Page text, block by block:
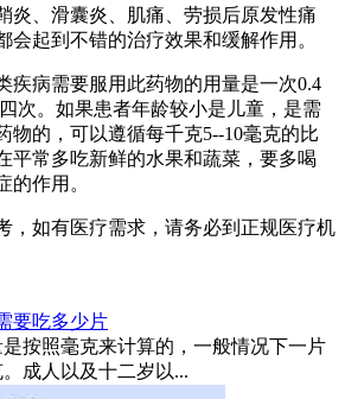
炎、滑囊炎、肌痛、劳损后原发性痛
会起到不错的治疗效果和缓解作用。
疾病需要服用此药物的用量是一次0.4
次。如果患者年龄较小是儿童，是需
物的，可以遵循每千克5--10毫克的比
平常多吃新鲜的水果和蔬菜，要多喝
的作用。
，如有医疗需求，请务必到正规医疗机
要吃多少片
按照毫克来计算的，一般情况下一片
成人以及十二岁以...